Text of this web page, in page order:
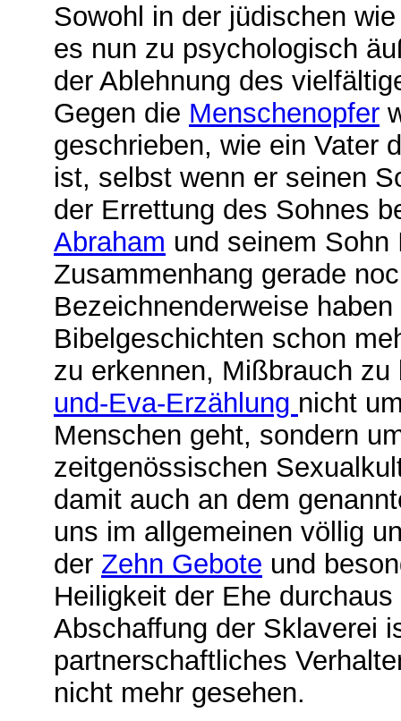
Sowohl in der jüdischen
es nun zu psychologisch
der Ablehnung des
Gegen die Menschenopfer
geschrieben, wie ein Vater
ist, selbst wenn er seinen
der Errettung des Sohnes
Abraham und seinem
Zusammenhang gerade
Bezeichnenderweise
Bibelgeschichten schon
zu erkennen, Mißbrauch
und-Eva-Erzählung nicht
Menschen geht, sondern
zeitgenössischen
damit auch an dem
uns im allgemeinen völlig
der Zehn Gebote und
Heiligkeit der Ehe
Abschaffung der Sklaverei
partnerschaftliches
nicht mehr gesehen.